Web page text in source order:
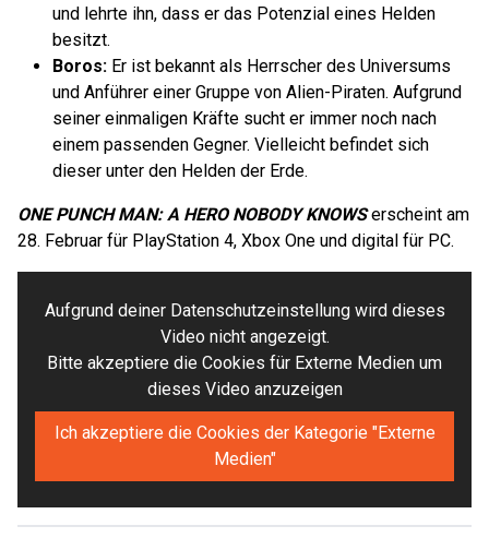
und lehrte ihn, dass er das Potenzial eines Helden
besitzt.
Boros: Er ist bekannt als Herrscher des Universums
und Anführer einer Gruppe von Alien-Piraten. Aufgrund
seiner einmaligen Kräfte sucht er immer noch nach
einem passenden Gegner. Vielleicht befindet sich
dieser unter den Helden der Erde.
ONE PUNCH MAN: A HERO NOBODY KNOWSerscheint am
28. Februar für PlayStation 4, Xbox One und digital für PC.
Aufgrund deiner Datenschutzeinstellung wird dieses
Video nicht angezeigt.
Bitte akzeptiere die Cookies für Externe Medien um
dieses Video anzuzeigen
Ich akzeptiere die Cookies der Kategorie "Externe
Medien"